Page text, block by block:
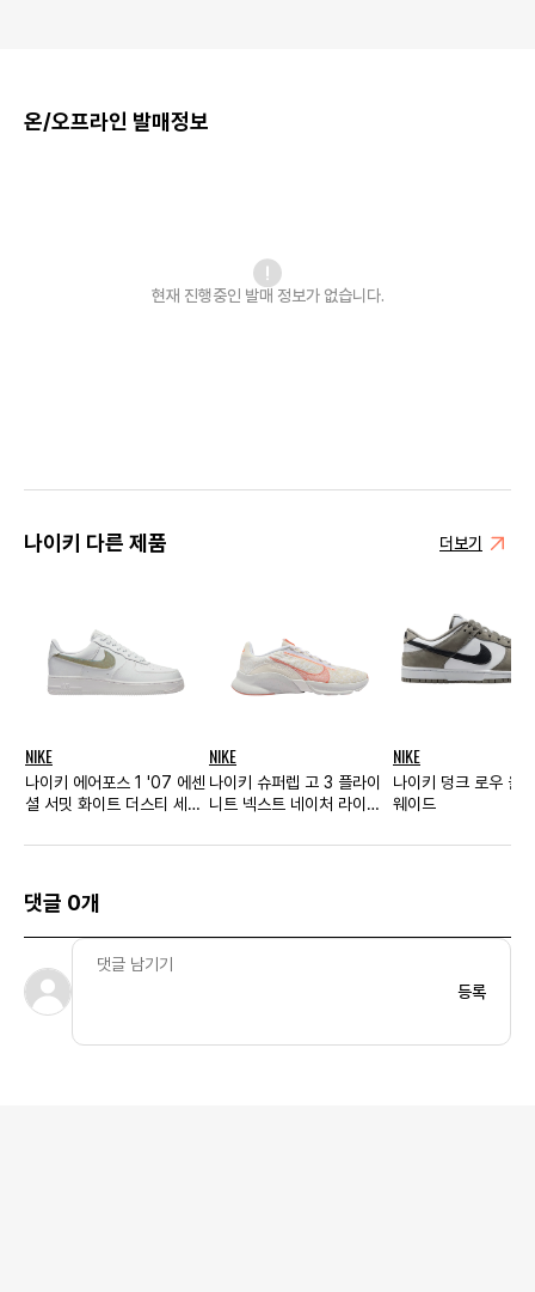
온/오프라인 발매정보
현재 진행중인 발매 정보가 없습니다.
나이키 다른 제품 더보기
NIKE
나이키 에어포스 1 '07 에센
셜 서밋 화이트 더스티 세이
NIKE
나이키 슈퍼렙 고 3 플라이
니트 넥스트 네이처 라이트
NIKE
나이키 덩크 로우 올
웨이드
댓글 0개
등록